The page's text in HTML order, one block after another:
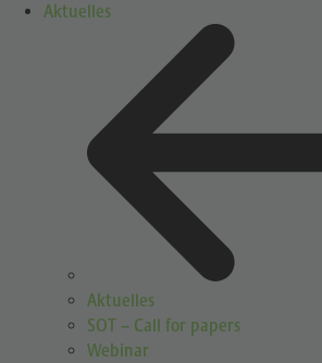
Aktuelles
Aktuelles
SOT – Call for papers
Webinar